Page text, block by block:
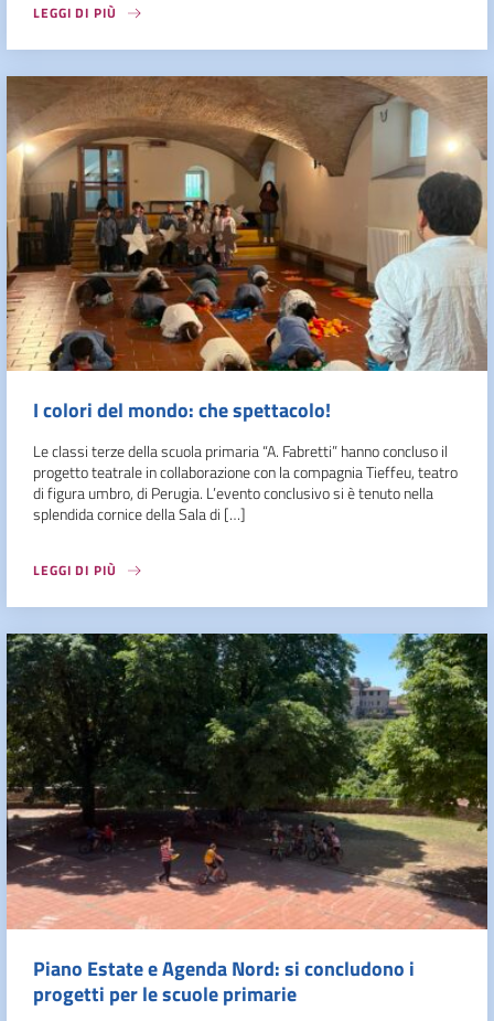
LEGGI DI PIÙ
I colori del mondo: che spettacolo!
Le classi terze della scuola primaria “A. Fabretti” hanno concluso il
progetto teatrale in collaborazione con la compagnia Tieffeu, teatro
di figura umbro, di Perugia. L’evento conclusivo si è tenuto nella
splendida cornice della Sala di […]
LEGGI DI PIÙ
Piano Estate e Agenda Nord: si concludono i
progetti per le scuole primarie